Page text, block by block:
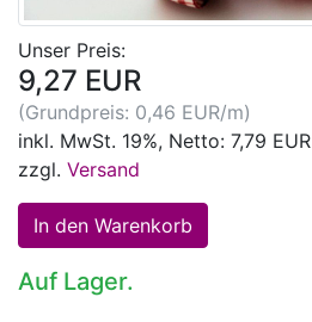
Unser Preis:
9,27 EUR
(Grundpreis: 0,46 EUR/m)
inkl. MwSt. 19%, Netto: 7,79 EUR
zzgl. Versand
Auf Lager.